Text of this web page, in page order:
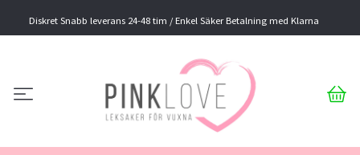
Diskret Snabb leverans 24-48 tim / Enkel Säker Betalning med Klarna